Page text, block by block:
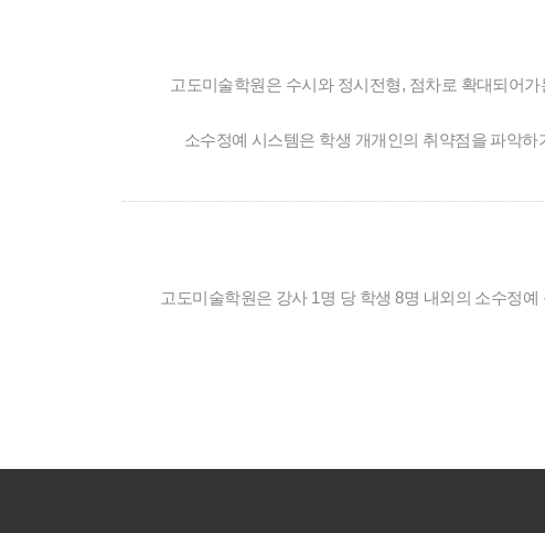
고도미술학원은 수시와 정시전형, 점차로 확대되어
소수정예 시스템은 학생 개개인의 취약점을 파악
고도미술학원은 강사 1명 당 학생 8명 내외의 소수정